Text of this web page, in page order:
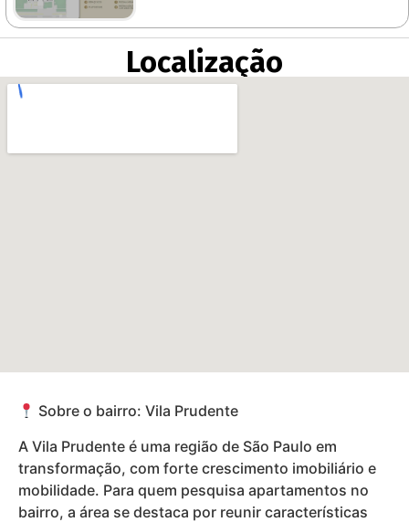
Localização
Sobre o bairro: Vila Prudente
A Vila Prudente é uma região de São Paulo em
transformação, com forte crescimento imobiliário e
mobilidade. Para quem pesquisa apartamentos no
bairro, a área se destaca por reunir características